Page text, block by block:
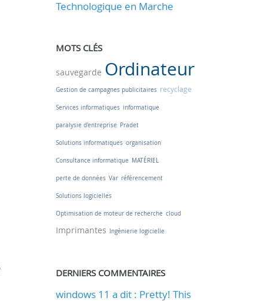
Technologique en Marche
MOTS CLÉS
sauvegarde Ordinateur
Gestion de campagnes publicitaires recyclage
Services informatiques informatique
paralysie d'entreprise Pradet
Solutions informatiques organisation
Consultance informatique MATÉRIEL
perte de données Var référencement
Solutions logicielles
Optimisation de moteur de recherche cloud
Imprimantes Ingénierie logicielle
DERNIERS COMMENTAIRES
windows 11 a dit : Pretty! This